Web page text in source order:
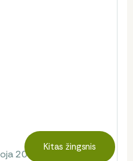
Kitas žingsnis
20 km spinduliu